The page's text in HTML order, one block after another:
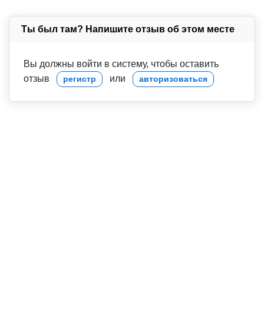
Ты был там? Напишите отзыв об этом месте
Вы должны войти в систему, чтобы оставить
отзыв
регистр или авторизоваться